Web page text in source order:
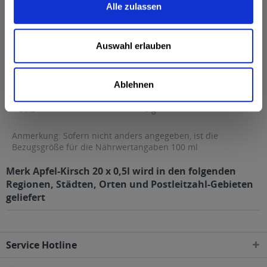
Alle zulassen
Auswahl erlauben
Ablehnen
0,1 g
davon gesättigte Fettsäuren
0,02 g
10 g
davon Zucker
10 g
0 g
Salz
0 g
Anmerkung: Sofern nicht anders angegeben, ist die
Bezugsgröße für die Nährwertangaben 100 ml
Merk Apfel-Kirsch 20 x 0,5l wird in den folgenden
Regionen, Städten, Orten und Postleitzahl-Gebieten
geliefert
Service Hotline